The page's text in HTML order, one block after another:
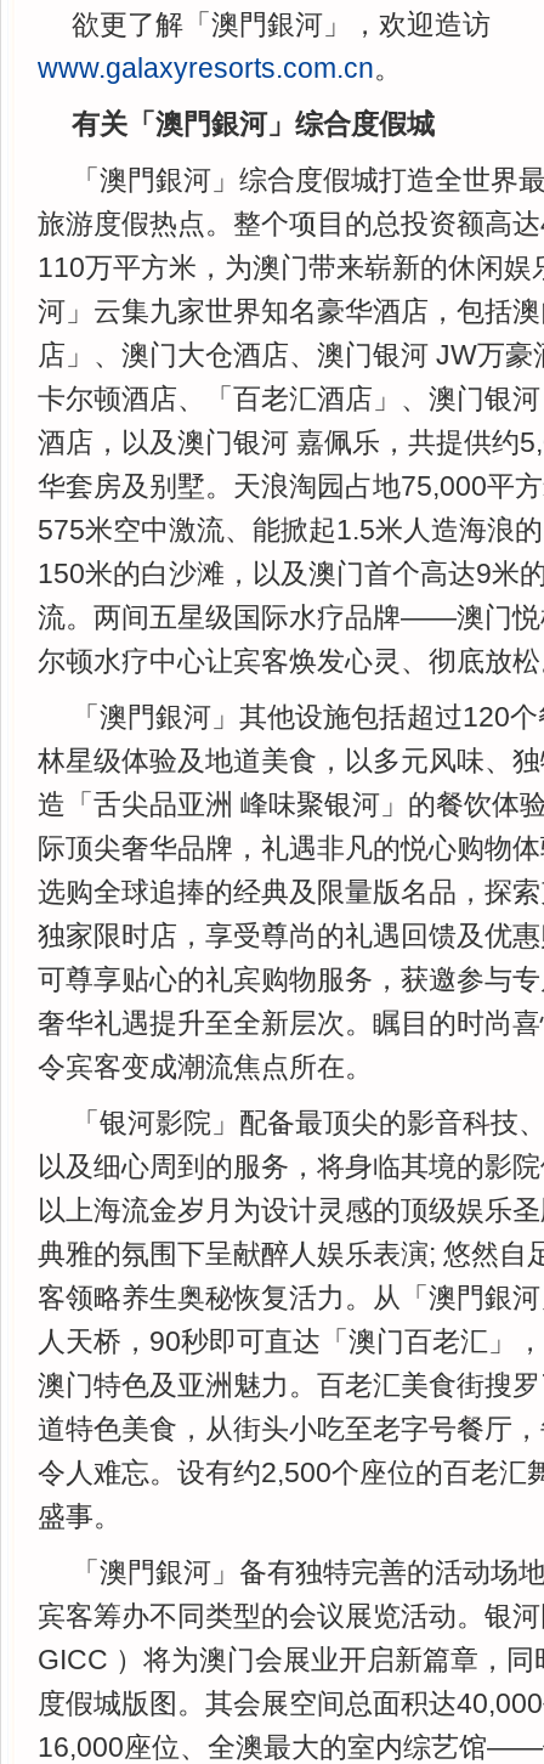
欲更了解「澳門銀河」，欢迎造访
www.galaxyresorts.com.cn。
有关「澳門銀河」综合度假城
「澳門銀河」综合度假城打造全世界
旅游度假热点。整个项目的总投资额高
110万平方米，为澳门带来崭新的休闲娱
河」云集九家世界知名豪华酒店，包括
店」、澳门大仓酒店、澳门银河 JW万
卡尔顿酒店、「百老汇酒店」、澳门银
酒店，以及澳门银河 嘉佩乐，共提供约
华套房及别墅。天浪淘园占地75,000平
575米空中激流、能掀起1.5米人造海浪
150米的白沙滩，以及澳门首个高达9米
流。两间五星级国际水疗品牌——澳门悦
尔顿水疗中心让宾客焕发心灵、彻底放
「澳門銀河」其他设施包括超过120
林星级体验及地道美食，以多元风味、
造「舌尖品亚洲 峰味聚银河」的餐饮体
际顶尖奢华品牌，礼遇非凡的悦心购物
选购全球追捧的经典及限量版名品，探
独家限时店，享受尊尚的礼遇回馈及优
可尊享贴心的礼宾购物服务，获邀参与
奢华礼遇提升至全新层次。瞩目的时尚
令宾客变成潮流焦点所在。
「银河影院」配备最顶尖的影音科技
以及细心周到的服务，将身临其境的影
以上海流金岁月为设计灵感的顶级娱乐
典雅的氛围下呈献醉人娱乐表演; 悠然自
客领略养生奥秘恢复活力。从「澳門銀
人天桥，90秒即可直达「澳门百老汇」
澳门特色及亚洲魅力。百老汇美食街搜
道特色美食，从街头小吃至老字号餐厅
令人难忘。设有约2,500个座位的百老汇
盛事。
「澳門銀河」备有独特完善的活动场
宾客筹办不同类型的会议展览活动。银
GICC ）将为澳门会展业开启新篇章，
度假城版图。其会展空间总面积达
16,000座位、全澳最大的室内综艺馆